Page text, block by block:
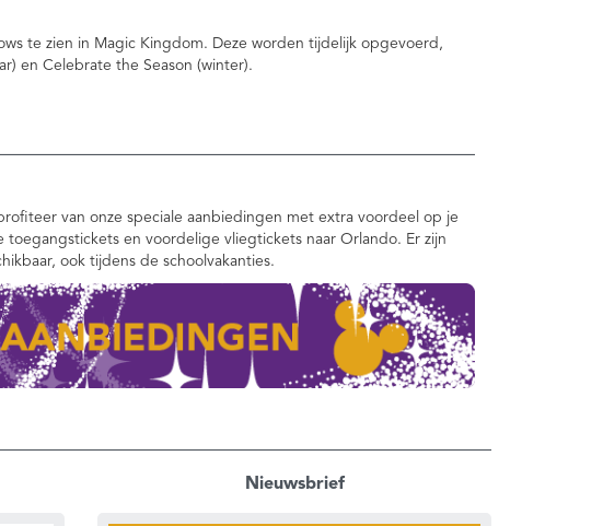
te zien in Magic Kingdom. Deze worden tijdelijk opgevoerd,
en Celebrate the Season (winter).
van onze speciale aanbiedingen met extra voordeel op je
en voordelige vliegtickets naar Orlando. Er zijn
ook tijdens de schoolvakanties.
Nieuwsbrief